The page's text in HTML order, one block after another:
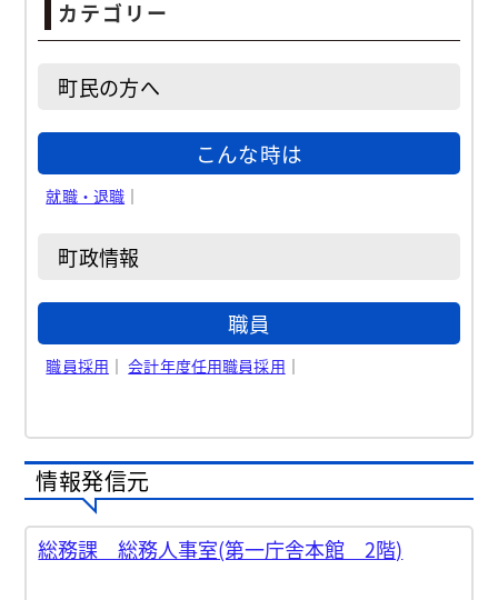
カテゴリー
町民の方へ
こんな時は
就職・退職 ｜
町政情報
職員
職員採用 ｜会計年度任用職員採用 ｜
情報発信元
総務課 総務人事室(第一庁舎本館 2階)